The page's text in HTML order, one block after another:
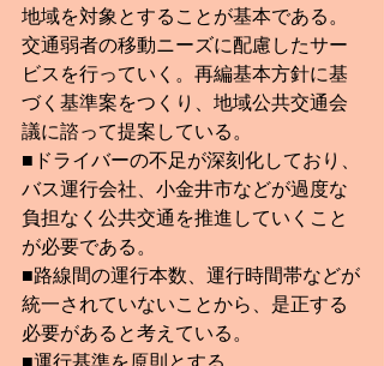
地域を対象とすることが基本である。
交通弱者の移動ニーズに配慮したサー
ビスを行っていく。再編基本方針に基
づく基準案をつくり、地域公共交通会
議に諮って提案している。
■ドライバーの不足が深刻化しており、
バス運行会社、小金井市などが過度な
負担なく公共交通を推進していくこと
が必要である。
■路線間の運行本数、運行時間帯などが
統一されていないことから、是正する
必要があると考えている。